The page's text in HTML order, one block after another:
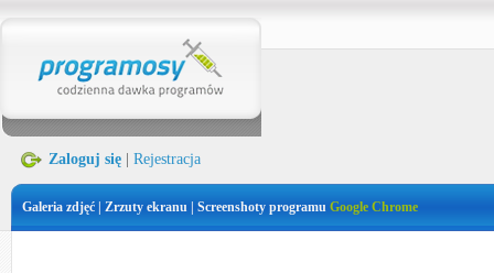
Zaloguj się Rejestracja
Galeria zdjęć | Zrzuty ekranu | Screenshoty programu Google Chrome